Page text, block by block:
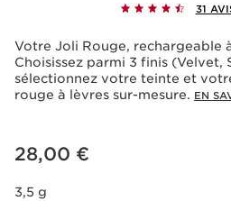
31
Votre Joli Rouge, rechargeable
Choisissez parmi 3 finis (Velvet,
sélectionnez votre teinte et
rouge à lèvres sur-mesure. EN
Nouveau prix 28,00 €
28,00 €
3,5 g